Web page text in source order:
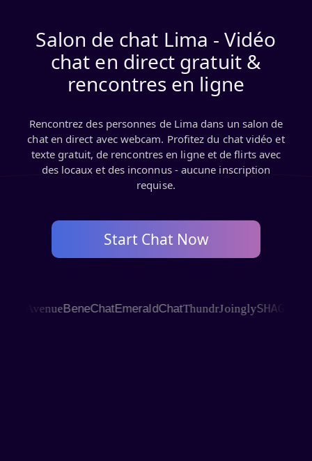
Salon de chat Lima - Vidéo
chat en direct gratuit &
rencontres en ligne
Rencontrez des personnes de Lima dans un salon de
chat en direct avec webcam. Profitez du chat vidéo et
texte gratuit, de rencontres en ligne et de flirts avec
des locaux et des inconnus - aucune inscription
requise.
Start Chat Now
BeneChatEmeraldChatThundrJoinglySHAGLE